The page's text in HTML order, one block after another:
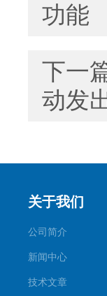
功能
下一
动发
关于我们
公司简介
新闻中心
技术文章